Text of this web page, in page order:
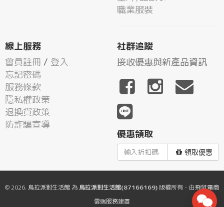
職業服裝
線上服務
會員註冊 / 登入
忘記密碼
服務條款
隱私權政策
退換貨政策
防詐騙宣導
社群追蹤
接收優惠與新產品資訊
優惠領取
領取優惠
© 2026. 烏拉派對生活館 為 烏拉派對生活館(87166169)版權所有 - 由飛鼠電商
雲端服務建置